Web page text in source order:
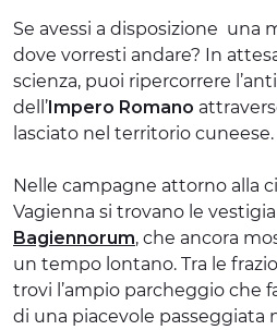
Se avessi a disposizione una
dove vorresti andare? In
scienza, puoi ripercorrere
dell’Impero Romano
lasciato nel territorio cuneese.
Nelle campagne attorno alla
Vagienna si trovano le vestigia
Bagiennorum, che ancora
un tempo lontano. Tra le
trovi l’ampio parcheggio che
di una piacevole passeggiata